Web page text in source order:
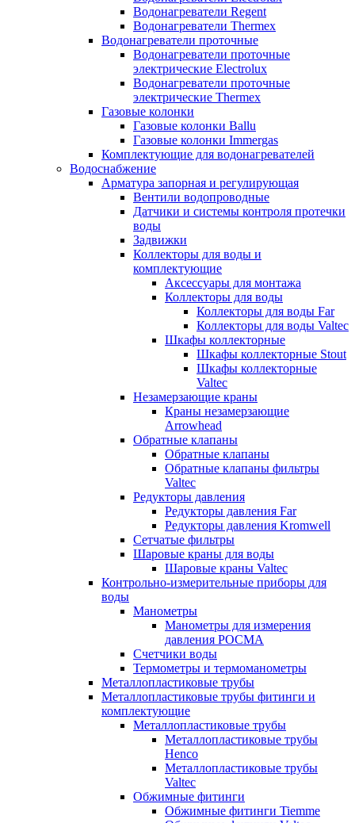
Водонагреватели Regent
Водонагреватели Thermex
Водонагреватели проточные
Водонагреватели проточные
электрические Electrolux
Водонагреватели проточные
электрические Thermex
Газовые колонки
Газовые колонки Ballu
Газовые колонки Immergas
Комплектующие для водонагревателей
Водоснабжение
Арматура запорная и регулирующая
Вентили водопроводные
Датчики и системы контроля протечки
воды
Задвижки
Коллекторы для воды и
комплектующие
Аксессуары для монтажа
Коллекторы для воды
Коллекторы для воды Far
Коллекторы для воды Valtec
Шкафы коллекторные
Шкафы коллекторные Stout
Шкафы коллекторные
Valtec
Незамерзающие краны
Краны незамерзающие
Arrowhead
Обратные клапаны
Обратные клапаны
Обратные клапаны фильтры
Valtec
Редукторы давления
Редукторы давления Far
Редукторы давления Kromwell
Сетчатые фильтры
Шаровые краны для воды
Шаровые краны Valtec
Контрольно-измерительные приборы для
воды
Манометры
Манометры для измерения
давления РОСМА
Счетчики воды
Термометры и термоманометры
Металлопластиковые трубы
Металлопластиковые трубы фитинги и
комплектующие
Металлопластиковые трубы
Металлопластиковые трубы
Henco
Металлопластиковые трубы
Valtec
Обжимные фитинги
Обжимные фитинги Tiemme